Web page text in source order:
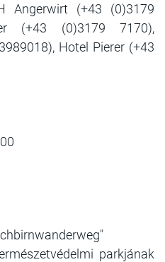
Angerwirt (+43 (0)3179
(+43 (0)3179 7170),
Hotel Pierer (+43
parkjának